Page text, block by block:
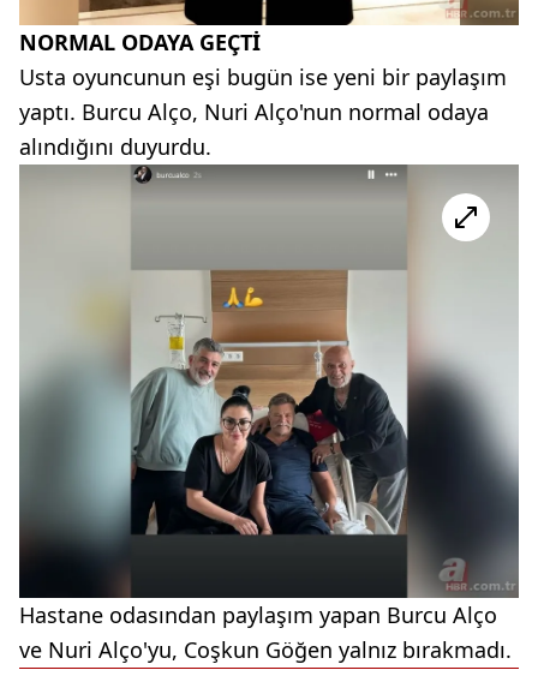
NORMAL ODAYA GEÇTİ
Usta oyuncunun eşi bugün ise yeni bir paylaşım
yaptı. Burcu Alço, Nuri Alço'nun normal odaya
alındığını duyurdu.
Hastane odasından paylaşım yapan Burcu Alço
ve Nuri Alço'yu, Coşkun Göğen yalnız bırakmadı.